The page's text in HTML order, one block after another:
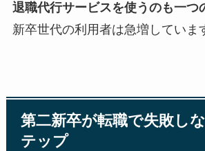
退職代行サービスを使うのも一つ
新卒世代の利用者は急増していま
第二新卒が転職で失敗し
テップ